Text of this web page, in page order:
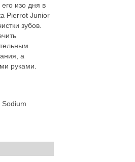
изо дня в
Pierrot Junior
зубов.
а
руками.